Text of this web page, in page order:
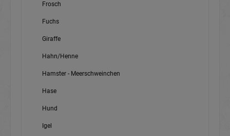
Frosch
Fuchs
Giraffe
Hahn/Henne
Hamster - Meerschweinchen
Hase
Hund
Igel